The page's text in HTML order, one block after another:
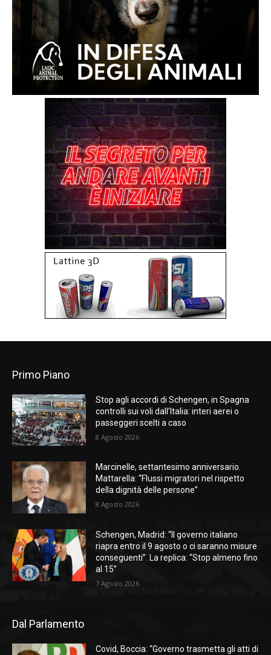
Primo Piano
Stop agli accordi di Schengen, in Spagna
controlli sui voli dall’Italia: interi aerei o
passeggeri scelti a caso
8 Agosto 2026
Marcinelle, settantesimo anniversario.
Mattarella: “Flussi migratori nel rispetto
della dignità delle persone”
8 Agosto 2026
Schengen, Madrid: “Il governo italiano
riapra entro il 9 agosto o ci saranno misure
conseguenti”. La replica: “Stop almeno fino
al 15”
7 Agosto 2026
Dal Parlamento
Covid, Boccia: “Governo trasmetta gli atti di